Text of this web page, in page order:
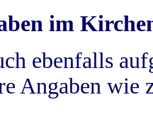
im
ebenfalls
Angaben wie